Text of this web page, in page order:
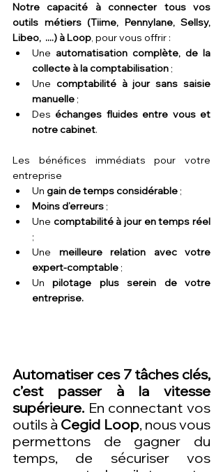
Notre capacité à connecter tous vos
outils métiers (Tiime, Pennylane, Sellsy,
Libeo,  ....) à Loop, pour vous offrir :
Une automatisation complète, de la
collecte à la comptabilisation ;
Une comptabilité à jour sans saisie
manuelle ;
Des échanges fluides entre vous et
notre cabinet.
Les bénéfices immédiats pour votre
entreprise
Un gain de temps considérable ;
Moins d’erreurs ;
Une
;
Une meilleure relation avec votre
expert-comptable ;
Un pilotage plus serein de votre
entreprise.
Automatiser ces 7 tâches clés,
c’est passer à la vitesse
supérieure. En connectant vos
outils à Cegid Loop, nous vous
permettons de gagner du
temps, de sécuriser vos